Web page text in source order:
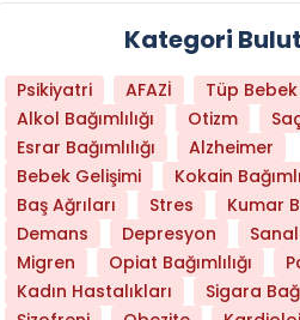
Hangi Yaşta Hangi Testi
Kategori
Psikiyatri AFAZİ
Tüp Bebek
Alkol Bağımlılığı
Otizm
Esrar Bağımlılığı
Alzheimer
Bebek Gelişimi
Kokain
Baş Ağrıları
Stres
Kumar
Demans
Depresyon
Sanal
Migren
Opiat Bağımlılığı
Kadın Hastalıkları
Sigara